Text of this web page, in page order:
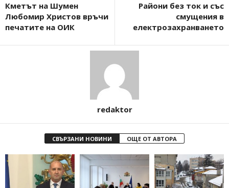
Кметът на Шумен
Любомир Христов връчи
печатите на ОИК
Райони без ток и със
смущения в
електрозахранването
redaktor
СВЪРЗАНИ НОВИНИ ОЩЕ ОТ АВТОРА